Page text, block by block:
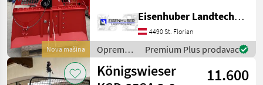
Prikaži
sve
(33)
MODEL
Nova mašina
Seilwinde von Königswieser
mit kompakten,
verstellbaren
Dreipunktanbau,
hydraulischer Eigenve
Eisenhuber Landtechnik GmbH
4490 St. Florian
Oprema
za šumu i
obradu
Premium Plus prodavac
Königswieser
11.600